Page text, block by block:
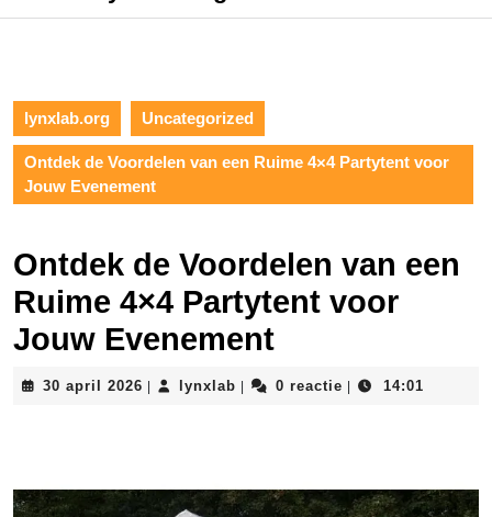
lynxlab.org Uncategorized
Ontdek de Voordelen van een Ruime 4×4 Partytent voor
Jouw Evenement
Ontdek de Voordelen van een
Ruime 4×4 Partytent voor
Jouw Evenement
30 april 2026 30
lynxlab lynxlab0 reactie 14:01